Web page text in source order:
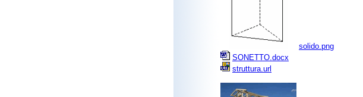
solido.png
SONETTO.docx
struttura.url